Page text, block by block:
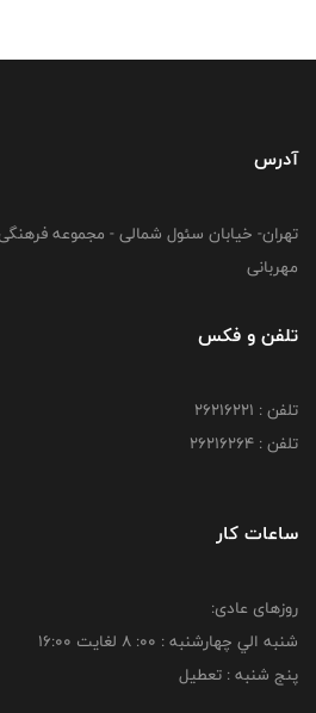
آدرس
تهران- خیابان سئول شمالی - مجموعه
مهربانی
تلفن و فکس
تلفن : 26216221
تلفن : 26216264
ساعات کار
روزهای عادی:
شنبه الي چهارشنبه : 00: 8 لغايت 16:00
پنج شنبه : تعطیل